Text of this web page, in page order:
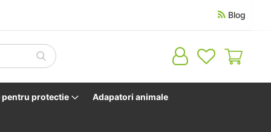
Blog
Cosul
pentru protectie Adapatori animale